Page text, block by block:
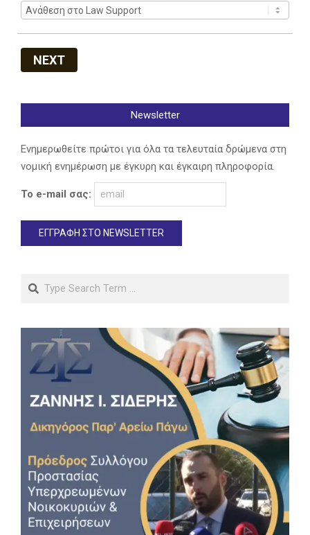
NEXT
Newsletter
Ενημερωθείτε πρώτοι για όλα τα τελευταία δρώμενα στη
νομική ενημέρωση με έγκυρη και έγκαιρη πληροφορία.
Το e-mail σας:
Search